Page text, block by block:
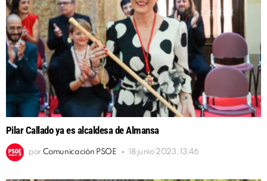
Pilar Callado ya es alcaldesa de Almansa
por Comunicación PSOE 18 junio 2023, 13:46